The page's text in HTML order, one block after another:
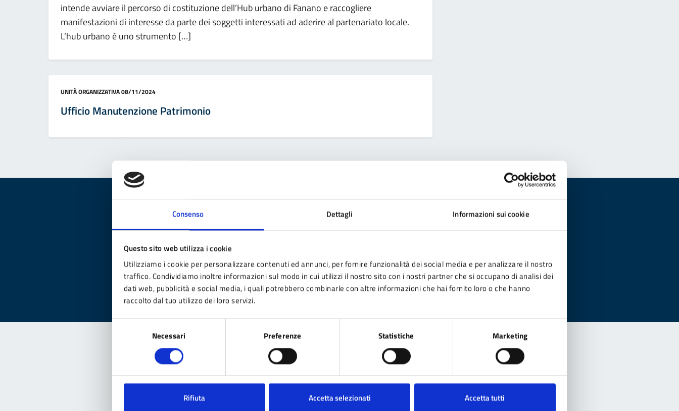
Consenso Dettagli Informazioni sui cookie
Questo sito web utilizza i cookie
Utilizziamo i cookie per personalizzare contenuti ed annunci, per fornire funzionalità dei social media e per analizzare il nostro
traffico. Condividiamo inoltre informazioni sul modo in cui utilizzi il nostro sito con i nostri partner che si occupano di analisi dei
dati web, pubblicità e social media, i quali potrebbero combinarle con altre informazioni che hai fornito loro o che hanno
raccolto dal tuo utilizzo dei loro servizi.
Selezione
Necessari Preferenze Statistiche Marketing
Rifiuta Accetta selezionati Accetta tutti
intende avviare il percorso di costituzione dell’Hub urbano di Fanano e raccogliere
manifestazioni di interesse da parte dei soggetti interessati ad aderire al partenariato locale.
L’hub urbano è uno strumento […]
Categoria:
UNITÀ ORGANIZZATIVA08/11/2024
Ufficio Manutenzione Patrimonio
Valuta 5 stelle su 5
Valuta 4 stelle su 5
Valuta 3 stelle su 5
Valuta 2 stelle su 5
Valuta 1 stelle su 5
Contatta il comune
Leggi le domande frequenti